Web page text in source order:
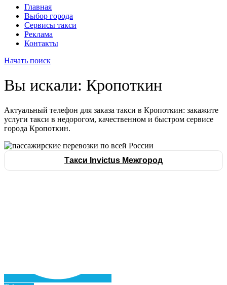
Главная
Выбор города
Сервисы такси
Реклама
Контакты
Начать поиск
Вы искали: Кропоткин
Актуальный телефон для заказа такси в Кропоткин: закажите
услуги такси в недорогом, качественном и быстром сервисе
города Кропоткин.
Такси Invictus Межгород